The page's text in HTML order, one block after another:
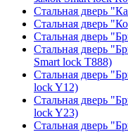
Стальная дверь
Стальная дверь
Стальная дверь
Стальная дверь
Smart lock T888)
Стальная дверь
lock Y12)
Стальная дверь
lock Y23)
Стальная дверь